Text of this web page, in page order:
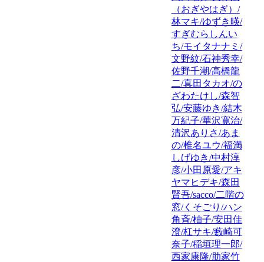
（おぎやはぎ）/
林マキ/ゆずき暎/
すぎむらしんい
ち/モイタナナミ/
文野紋/石神秀幸/
佐野千潮/高橋龍
二/真田タカオ/の
ざわたけし/森智
弘/安藤ゆき/結木
万紀子/華沢寛治/
清沢ありさ/あま
の/椎名ユウ/福満
しげゆき/中村淳
彦/小田原愛/アキ
ヤマヒデキ/森田
賢吾/sacco/二階の
窓/くそごり/ハン
角斉/柚子/安田佳
澄/杠サキ/藪崎可
奈子/稲垣理一郎/
西家康隆/肋家竹